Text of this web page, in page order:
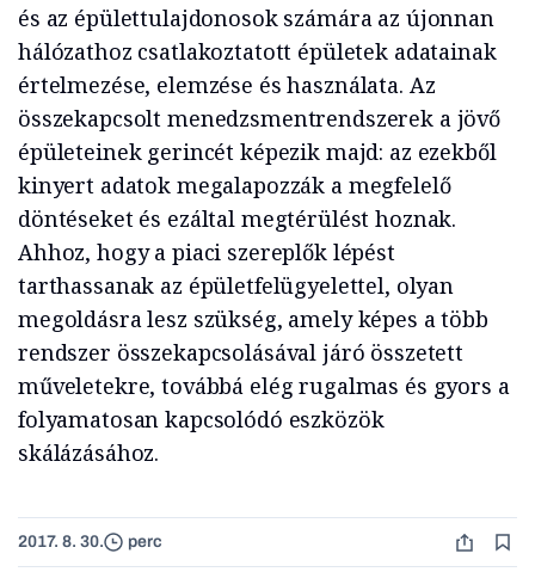
és az épülettulajdonosok számára az újonnan
hálózathoz csatlakoztatott épületek adatainak
értelmezése, elemzése és használata. Az
összekapcsolt menedzsmentrendszerek a jövő
épületeinek gerincét képezik majd: az ezekből
kinyert adatok megalapozzák a megfelelő
döntéseket és ezáltal megtérülést hoznak.
Ahhoz, hogy a piaci szereplők lépést
tarthassanak az épületfelügyelettel, olyan
megoldásra lesz szükség, amely képes a több
rendszer összekapcsolásával járó összetett
műveletekre, továbbá elég rugalmas és gyors a
folyamatosan kapcsolódó eszközök
skálázásához.
2017. 8. 30. perc